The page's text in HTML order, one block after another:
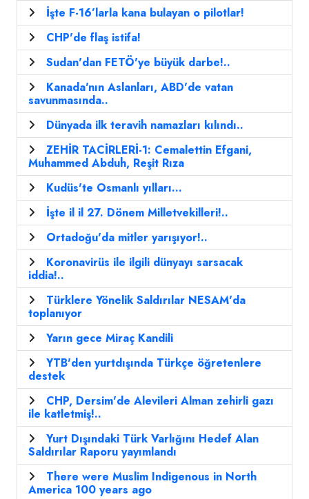
İşte F-16’larla kana bulayan o pilotlar!
CHP'de flaş istifa!
Sudan'dan FETÖ'ye büyük darbe!..
Kanada'nın Aslanları, ABD'de vatan
savunmasında..
Dünyada ilk teravih namazları kılındı..
ZEHİR TACİRLERİ-1: Cemalettin Efgani,
Muhammed Abduh, Reşit Rıza
Kudüs'te Osmanlı yılları...
İşte il il 27. Dönem Milletvekilleri!..
Ortadoğu'da mitler yarışıyor!..
Koronavirüs ile ilgili dünyayı sarsacak
iddia!..
Türklere Yönelik Saldırılar NESAM'da
toplanıyor
Yarın gece Miraç Kandili
YTB'den yurtdışında Türkçe öğretenlere
destek
CHP, Dersim'de Alevileri Alman zehirli gazı
ile katletmiş!..
Yurt Dışındaki Türk Varlığını Hedef Alan
Saldırılar Raporu yayımlandı
There were Muslim Indigenous in North
America 100 years ago